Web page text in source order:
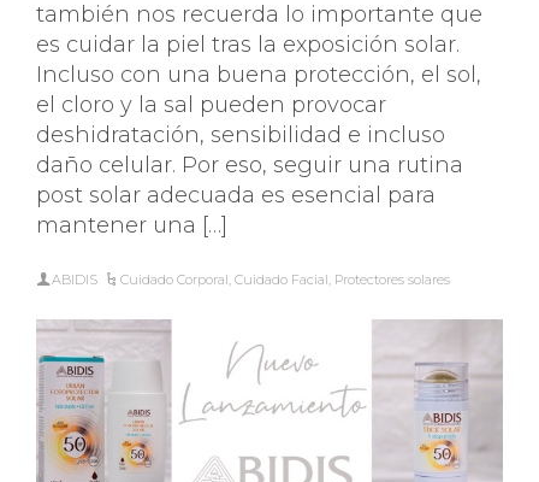
también nos recuerda lo importante que
es cuidar la piel tras la exposición solar.
Incluso con una buena protección, el sol,
el cloro y la sal pueden provocar
deshidratación, sensibilidad e incluso
daño celular. Por eso, seguir una rutina
post solar adecuada es esencial para
mantener una […]
ABIDIS Cuidado Corporal,Cuidado Facial, Protectores solares